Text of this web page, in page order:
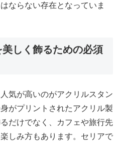
ならない存在となっていま
しく飾るための必須
気が高いのがアクリルスタン
がプリントされたアクリル製
だけでなく、カフェや旅行先
しみ方もあります。セリアで